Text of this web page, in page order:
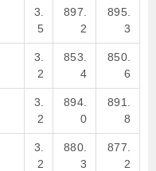
3.
5
897.
2
895.
3
3.
2
853.
4
850.
6
3.
2
894.
0
891.
8
3.
2
880.
3
877.
2